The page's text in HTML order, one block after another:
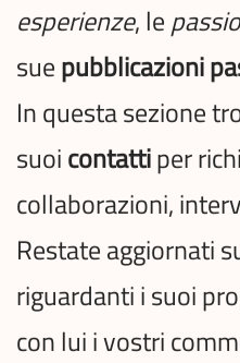
esperienze, le
suepubblicazioni
In questa sezione
suoicontattiper
collaborazioni,
Restate aggiornati
riguardanti i suoi
con lui i vostri